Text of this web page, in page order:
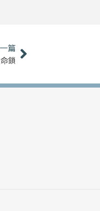
篇
鎖
下一篇